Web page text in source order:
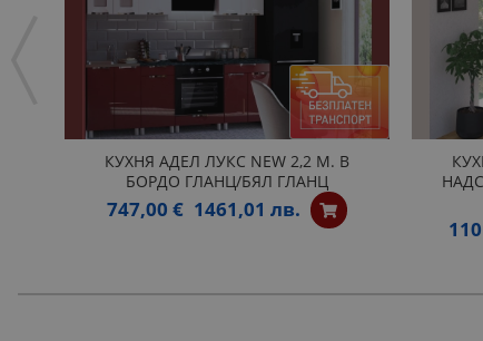
КУХНЯ АДЕЛ ЛУКС NEW 2,2 М. В
БОРДО ГЛАНЦ/БЯЛ ГЛАНЦ
747,00 € 1461,01 лв.